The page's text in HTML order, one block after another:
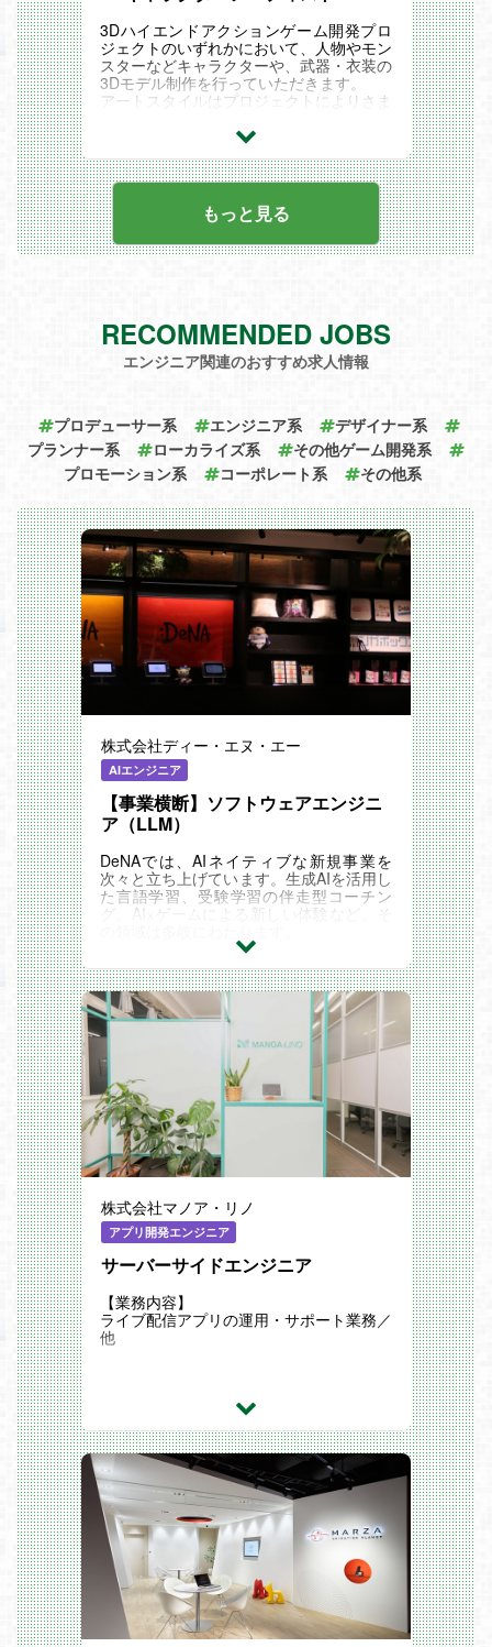
ムのリーダーとして業務をお任せする場合
もあります。
3Dハイエンドアクションゲーム開発プロ
ジェクトのいずれかにおいて、人物やモン
スターなどキャラクターや、武器・衣装の
3Dモデル制作を行っていただきます。
アートスタイルはプロジェクトによりさま
の有名大型IP案件まで幅広いプロジェクト
広いスタイルに携わるチャンスがありま
す。
【業務内容】
Maya, ZBrush, SubstancePainter/Designe
r, UnrealEngine5等を使用した
・モデリング
スキルやご経験・ご希望によっては、チー
ムリーダーとして業務をお任せする場合も
あります。
もっと見る
RECOMMENDED JOBS
エンジニア関連のおすすめ求人情報
プロデューサー系 エンジニア系
デザイナー系
プランナー系
ローカライズ系
その他ゲーム開発系
プロモーション系
コーポレート系 その他系
株式会社ディー・エヌ・エー
AIエンジニア
【事業横断】ソフトウェアエンジニ
ア（LLM）
DeNAでは、AIネイティブな新規事業を
次々と立ち上げています。生成AIを活用し
た言語学習、受験学習の伴走型コーチン
グ、AI×ゲームによる新しい体験など、そ
本ポジションは、AI技術開発部のソフトウ
ェアエンジニア（LLM）として、これら複
数の新規事業のいずれかに入り、LLMを活
用した機能・ワークフローの開発と継続改
善を担うポジションです。
業務では、サービス開発の現場に密に入
り、PdMやフルスタックエンジニアとワ
ンチームで、複雑なLLMワークフローの設
計・実装、プロンプトとワークフローの改
善、評価ハーネスやログ基盤の整備を担い
ます。作って終わりではなく、実ユーザー
に提供されるプロダクトの中で、出力品
質・応答速度・コスト・安定性を粘り強く
改善していくことを期待しています。必要
グ用の実験・実行環境、GPUワークロー
ド基盤など、LLMプロダクトを支える基盤
領域にも関わります。
職務詳細
ご自身のスキル適性や志向性を踏まえ、以
下のいずれかのプロジェクトでLLMワーク
フロー開発とLLMOpsを担当いただきま
す。
展開中の主なプロジェクト例
術を用いた、挫折しない言語学習体験の構
AI受験コーチング
手書き答案の思考プロセス分析と学習計画
の自動最適化により、教育格差を解消する
伴走型プロダクト開発
AIネイティブゲーム
AIをゲームバランスや体験の核に据えた、
新しいエンターテインメントの創造
ミッション
LLMプロダクトの「動く」を「ユーザー価
値」に引き上げる
個別プロダクトのLLMワークフローを、実
ユーザーの反応やログに基づいて継続的に
株式会社マノア・リノ
アプリ開発エンジニア
サーバーサイドエンジニア
【業務内容】
ライブ配信アプリの運用・サポート業務／
他